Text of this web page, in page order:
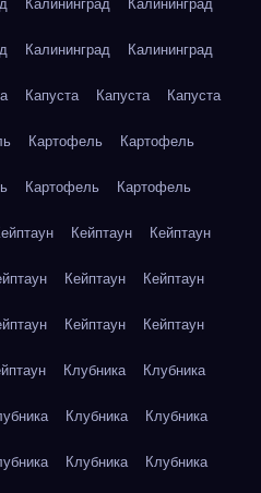
Калининград Калининград
Калининград Калининград
Капуста Капуста Капуста
Картофель Картофель
Картофель Картофель
Кейптаун Кейптаун
Кейптаун Кейптаун
Кейптаун Кейптаун
Клубника Клубника
Клубника Клубника
Клубника Клубника